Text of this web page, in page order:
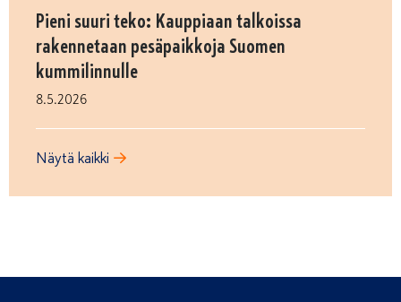
Pieni suuri teko: Kauppiaan talkoissa
rakennetaan pesäpaikkoja Suomen
kummilinnulle
8.5.2026
Näytä kaikki